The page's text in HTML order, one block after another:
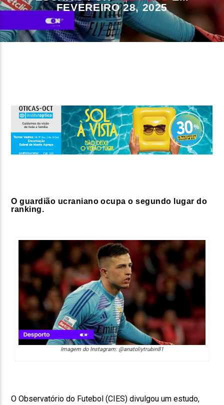
FAIXA ATUAL
TÍTULO
ON FM
FEVEREIRO 28, 2025
O guardião ucraniano ocupa o segundo lugar do
ranking.
Imagem do Instagram: @anatoliytrubin81
O Observatório do Futebol (CIES) divulgou um estudo,